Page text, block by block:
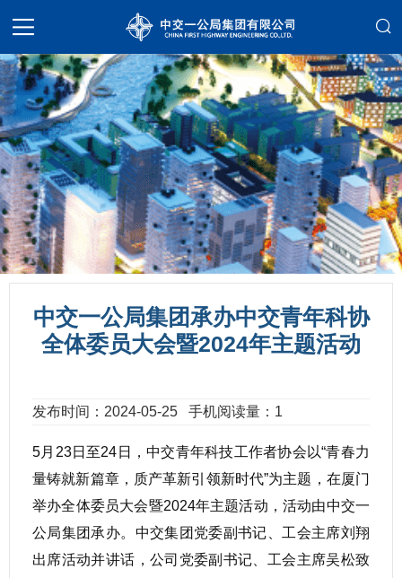
中交一公局集团承办中交青年科协
全体委员大会暨2024年主题活动
发布时间：2024-05-25 手机阅读量：1
5月23日至24日，中交青年科技工作者协会以“青春力
量铸就新篇章，质产革新引领新时代”为主题，在厦门
举办全体委员大会暨2024年主题活动，活动由中交一
公局集团承办。中交集团党委副书记、工会主席刘翔
出席活动并讲话，公司党委副书记、工会主席吴松致